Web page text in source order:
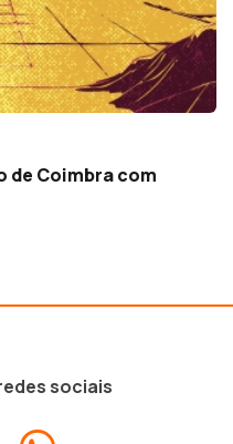
de Coimbra com
sociais